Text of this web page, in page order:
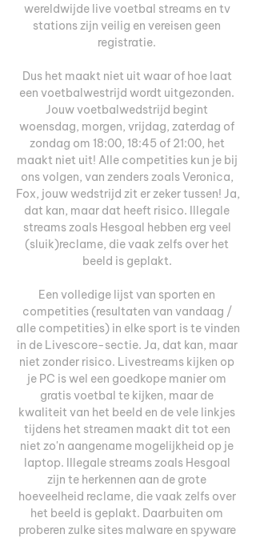
wereldwijde live voetbal streams en tv
stations zijn veilig en vereisen geen
registratie.
Dus het maakt niet uit waar of hoe laat
een voetbalwestrijd wordt uitgezonden.
Jouw voetbalwedstrijd begint
woensdag, morgen, vrijdag, zaterdag of
zondag om 18:00, 18:45 of 21:00, het
maakt niet uit! Alle competities kun je bij
ons volgen, van zenders zoals Veronica,
Fox, jouw wedstrijd zit er zeker tussen! Ja,
dat kan, maar dat heeft risico. Illegale
streams zoals Hesgoal hebben erg veel
(sluik)reclame, die vaak zelfs over het
beeld is geplakt.
Een volledige lijst van sporten en
competities (resultaten van vandaag /
alle competities) in elke sport is te vinden
in de Livescore-sectie. Ja, dat kan, maar
niet zonder risico. Livestreams kijken op
je PC is wel een goedkope manier om
gratis voetbal te kijken, maar de
kwaliteit van het beeld en de vele linkjes
tijdens het streamen maakt dit tot een
niet zo'n aangename mogelijkheid op je
laptop. Illegale streams zoals Hesgoal
zijn te herkennen aan de grote
hoeveelheid reclame, die vaak zelfs over
het beeld is geplakt. Daarbuiten om
proberen zulke sites malware en spyware